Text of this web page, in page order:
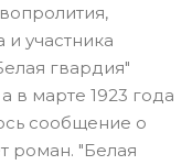
и участника
гвардия"
в марте 1923 года
сообщение о
роман. "Белая